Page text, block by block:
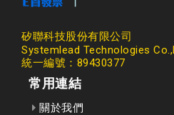
矽聯科技股份有限公司
Systemlead Technologies
統一編號：89430377
常用連結
關於我們